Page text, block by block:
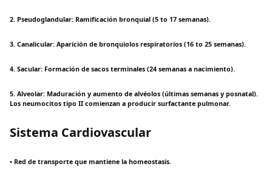
2. Pseudoglandular: Ramificación bronquial (5 to 17 semanas).
3. Canalicular: Aparición de bronquiolos respiratorios (16 to 25 semanas).
4. Sacular: Formación de sacos terminales (24 semanas a nacimiento).
5. Alveolar: Maduración y aumento de alvéolos (últimas semanas y posnatal).
Los neumocitos tipo II comienzan a producir surfactante pulmonar.
Sistema Cardiovascular
• Red de transporte que mantiene la homeostasis.